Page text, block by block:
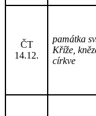
ČT
14.12.
památka
Kříže,
církve